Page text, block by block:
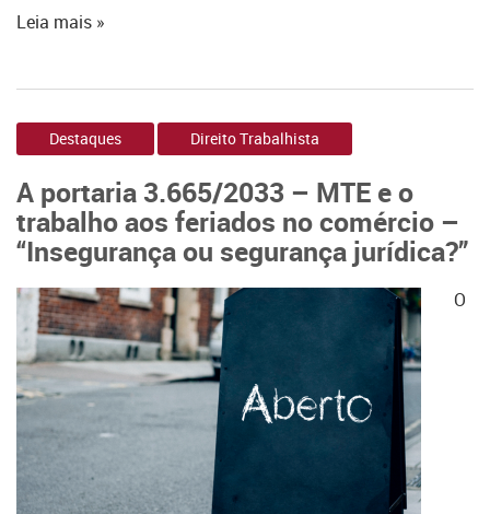
Leia mais »
Destaques Direito Trabalhista
A portaria 3.665/2033 – MTE e o
trabalho aos feriados no comércio –
“Insegurança ou segurança jurídica?”
O